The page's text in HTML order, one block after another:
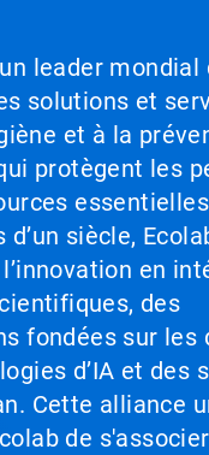
leader mondial
solutions et
et à la
protègent les
d’un siècle,
en
des
fondées sur les
d’IA et des
Cette alliance
de